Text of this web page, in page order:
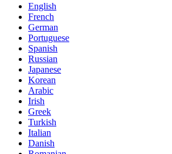
English
French
German
Portuguese
Spanish
Russian
Japanese
Korean
Arabic
Irish
Greek
Turkish
Italian
Danish